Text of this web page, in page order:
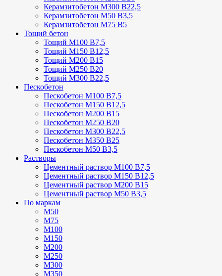
Керамзитобетон М300 В22,5
Керамзитобетон М50 В3,5
Керамзитобетон М75 В5
Тощий бетон
Тощий М100 В7,5
Тощий М150 В12,5
Тощий М200 В15
Тощий М250 В20
Тощий М300 В22,5
Пескобетон
Пескобетон М100 В7,5
Пескобетон М150 В12,5
Пескобетон М200 В15
Пескобетон М250 В20
Пескобетон М300 В22,5
Пескобетон М350 В25
Пескобетон М50 В3,5
Растворы
Цементный раствор М100 В7,5
Цементный раствор М150 В12,5
Цементный раствор М200 В15
Цементный раствор М50 В3,5
По маркам
М50
М75
М100
М150
М200
М250
М300
М350